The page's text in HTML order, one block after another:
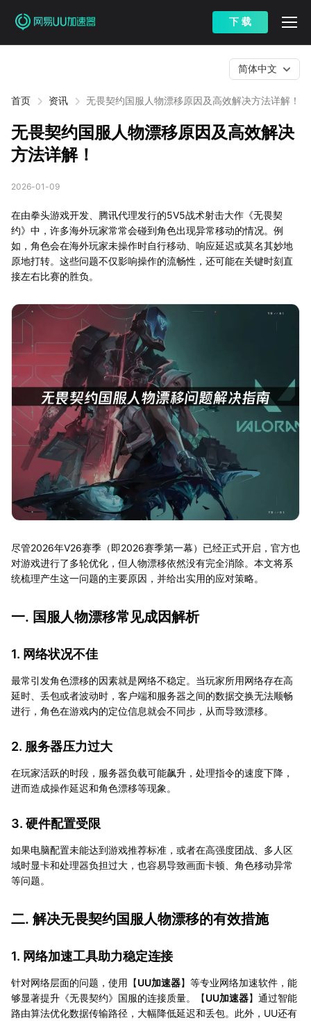
下 载
首页 资讯 无畏契约国服人物漂移原因及高效解决方法详解！
简体中文
无畏契约国服人物漂移原因及高效解决
方法详解！
2026-01-09
在由拳头游戏开发、腾讯代理发行的5V5战术射击大作《无畏契
约》中，许多海外玩家常常会碰到角色出现异常移动的情况。例
如，角色会在海外玩家未操作时自行移动、响应延迟或莫名其妙地
原地打转。这些问题不仅影响操作的流畅性，还可能在关键时刻直
接左右比赛的胜负。
尽管2026年V26赛季（即2026赛季第一幕）已经正式开启，官方也
对游戏进行了多轮优化，但人物漂移依然没有完全消除。本文将系
统梳理产生这一问题的主要原因，并给出实用的应对策略。
一. 国服人物漂移常见成因解析
1. 网络状况不佳
最常引发角色漂移的因素就是网络不稳定。当玩家所用网络存在高
延时、丢包或者波动时，客户端和服务器之间的数据交换无法顺畅
进行，角色在游戏内的定位信息就会不同步，从而导致漂移。
2. 服务器压力过大
在玩家活跃的时段，服务器负载可能飙升，处理指令的速度下降，
进而造成操作延迟和角色漂移等现象。
3. 硬件配置受限
如果电脑配置未能达到游戏推荐标准，或者在高强度团战、多人区
域时显卡和处理器负担过大，也容易导致画面卡顿、角色移动异常
等问题。
二. 解决无畏契约国服人物漂移的有效措施
1. 网络加速工具助力稳定连接
针对网络层面的问题，使用【UU加速器】等专业网络加速软件，能
够显著提升《无畏契约》国服的连接质量。【UU加速器】通过智能
路由算法优化数据传输路径，大幅降低延迟和丢包。此外，UU还有